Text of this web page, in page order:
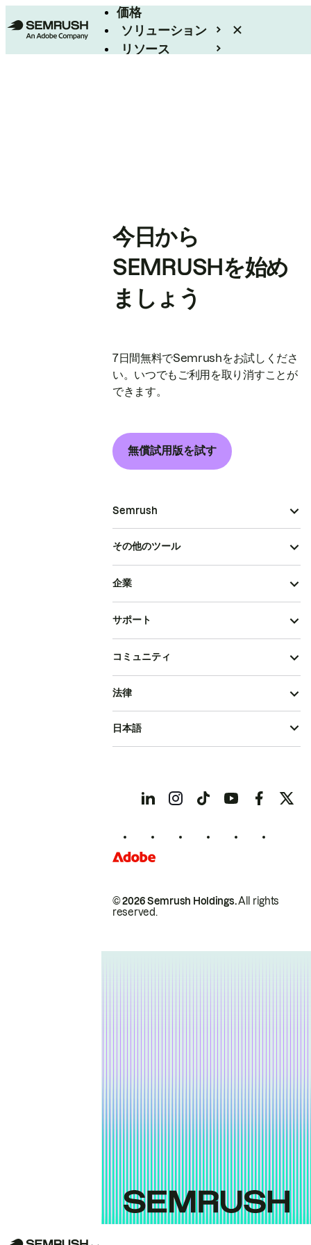
価格
ソリューション
リソース
今日から
SEMRUSHを始め
ましょう
7日間無料でSemrushをお試しくださ
い。いつでもご利用を取り消すことが
できます。
無償試用版を試す
Semrush
その他のツール
企業
サポート
コミュニティ
© 2026 Semrush Holdings.All rights
reserved.
法律
日本語